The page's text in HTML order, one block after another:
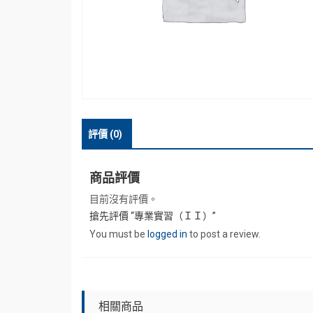
評價 (0)
商品評價
目前沒有評價。
搶先評價 “專業實習（ＩＩ）”
You must be logged in to post a review.
相關商品